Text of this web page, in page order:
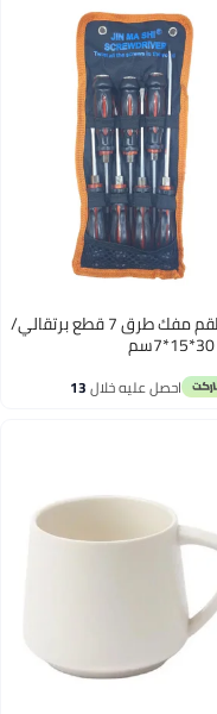
نون طقم مفك طرق 7 قطع برتقالي/
احصل عليه خلال13